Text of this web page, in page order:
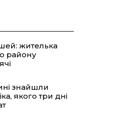
жителька
району
знайшли
якого три дні